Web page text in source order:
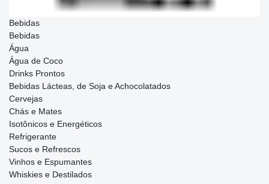
Bebidas
Bebidas
Água
Água de Coco
Drinks Prontos
Bebidas Lácteas, de Soja e Achocolatados
Cervejas
Chás e Mates
Isotônicos e Energéticos
Refrigerante
Sucos e Refrescos
Vinhos e Espumantes
Whiskies e Destilados